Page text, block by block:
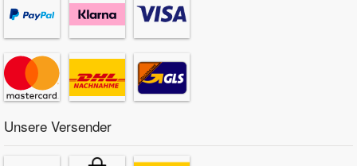
Unsere Versender